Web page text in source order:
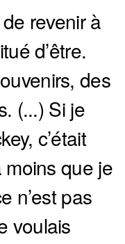
revenir à
d’être.
des
(...) Si je
c’était
que je
n’est pas
voulais